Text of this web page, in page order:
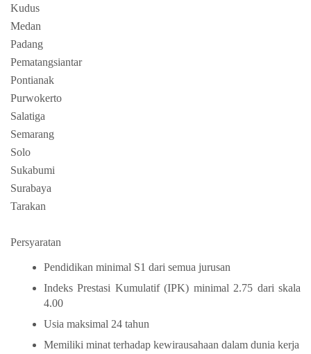
Kudus
Medan
Padang
Pematangsiantar
Pontianak
Purwokerto
Salatiga
Semarang
Solo
Sukabumi
Surabaya
Tarakan
Persyaratan
Pendidikan minimal S1 dari semua jurusan
Indeks Prestasi Kumulatif (IPK) minimal 2.75 dari skala
4.00
Usia maksimal 24 tahun
Memiliki minat terhadap kewirausahaan dalam dunia kerja